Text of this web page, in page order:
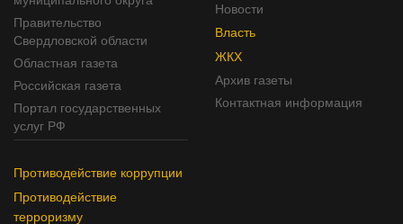
Правительство
Свердловской области
Областная газета
Российская газета
Портал государственных
услуг РФ
Противодействие коррупции
Противодействие
терроризму
Новости
Власть
ЖКХ
Архив газеты
Контактная информация